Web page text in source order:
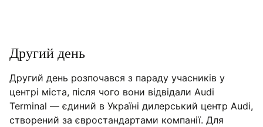
Другий день
Другий день розпочався з параду учасників у
центрі міста, після чого вони відвідали Audi
Terminal — єдиний в Україні дилерський центр Audi,
створений за євростандартами компанії. Для